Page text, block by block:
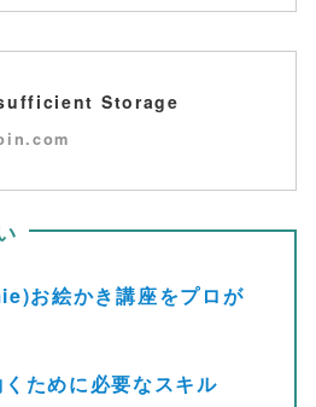
Storage
お絵かき講座をプロが
ために必要なスキル